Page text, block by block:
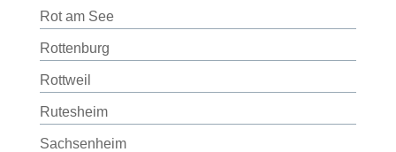
Rot am See
Rottenburg
Rottweil
Rutesheim
Sachsenheim